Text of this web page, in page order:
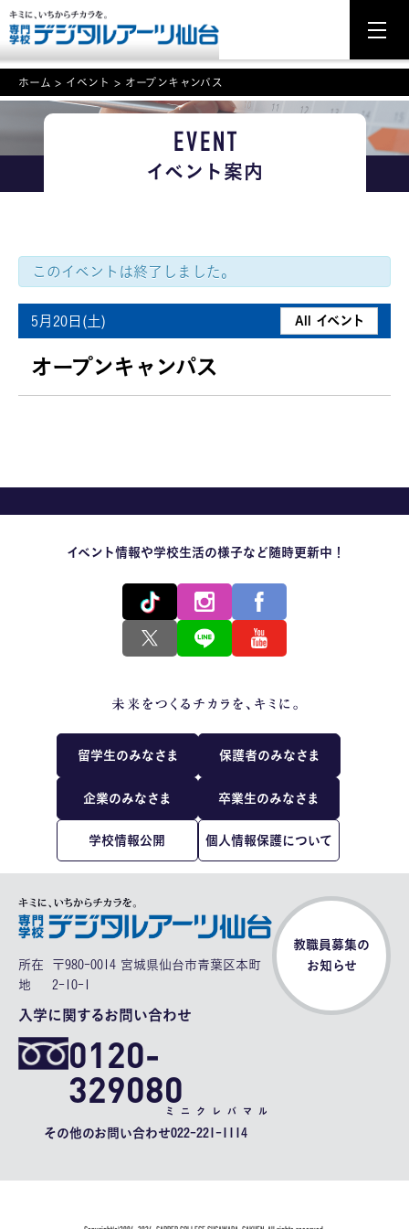
学科・専攻案内
学校案内
就職・資格
イベント案内
学びの環境
留学生のみなさま
企業のみなさま
お問い合わせ
サイトマップ
ホーム > イベント > オープンキャンパス
EVENT
イベント案内
このイベントは終了しました。
5月20日(土) All イベント
オープンキャンパス
イベント情報や学校生活の様子など随時更新中！
留学生のみなさま 保護者のみなさま
企業のみなさま 卒業生のみなさま
学校情報公開 個人情報保護について
所在
地
〒980-0014 宮城県仙台市青葉区本町
2-10-1
入学に関するお問い合わせ
0120-
329080
ミニクレバマル
その他のお問い合わせ022-221-1114
教職員募集の
お知らせ